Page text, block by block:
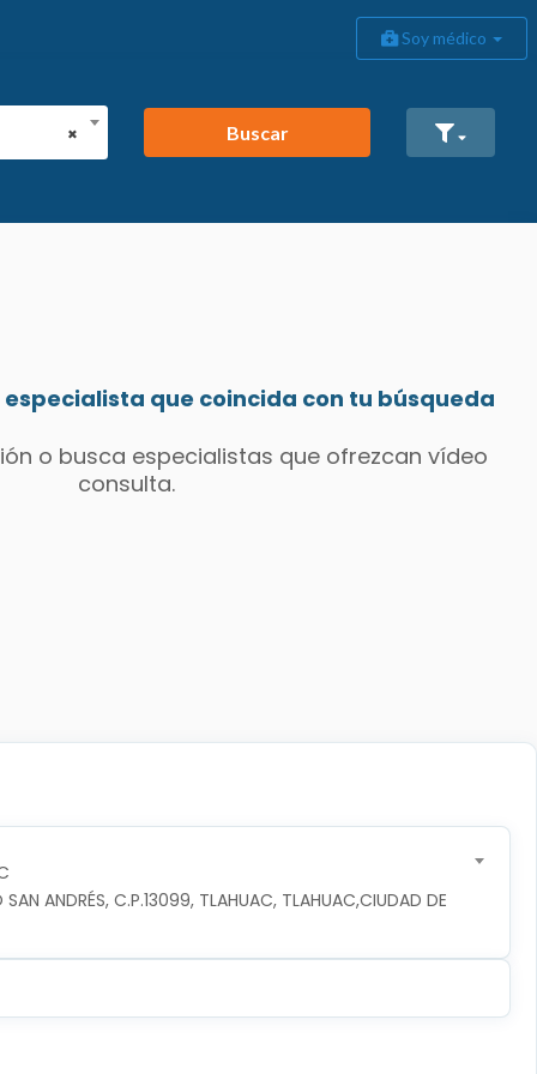
Soy médico
× Buscar
que coincida con tu búsqueda
o busca especialistas que ofrezcan vídeo
consulta.
ANDRÉS, C.P.13099, TLAHUAC, TLAHUAC,CIUDAD DE